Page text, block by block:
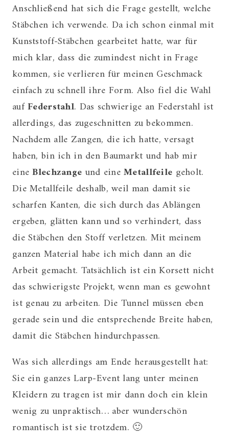
Anschließend hat sich die Frage gestellt, welche
Stäbchen ich verwende. Da ich schon einmal mit
Kunststoff-Stäbchen gearbeitet hatte, war für
mich klar, dass die zumindest nicht in Frage
kommen, sie verlieren für meinen Geschmack
einfach zu schnell ihre Form. Also fiel die Wahl
aufFederstahl. Das schwierige an Federstahl ist
allerdings, das zugeschnitten zu bekommen.
Nachdem alle Zangen, die ich hatte, versagt
haben, bin ich in den Baumarkt und hab mir
eineBlechzange und eineMetallfeile geholt.
Die Metallfeile deshalb, weil man damit sie
scharfen Kanten, die sich durch das Ablängen
ergeben, glätten kann und so verhindert, dass
die Stäbchen den Stoff verletzen. Mit meinem
ganzen Material habe ich mich dann an die
Arbeit gemacht. Tatsächlich ist ein Korsett nicht
das schwierigste Projekt, wenn man es gewohnt
ist genau zu arbeiten. Die Tunnel müssen eben
gerade sein und die entsprechende Breite haben,
damit die Stäbchen hindurchpassen.
Was sich allerdings am Ende herausgestellt hat:
Sie ein ganzes Larp-Event lang unter meinen
Kleidern zu tragen ist mir dann doch ein klein
wenig zu unpraktisch… aber wunderschön
romantisch ist sie trotzdem. 🙂